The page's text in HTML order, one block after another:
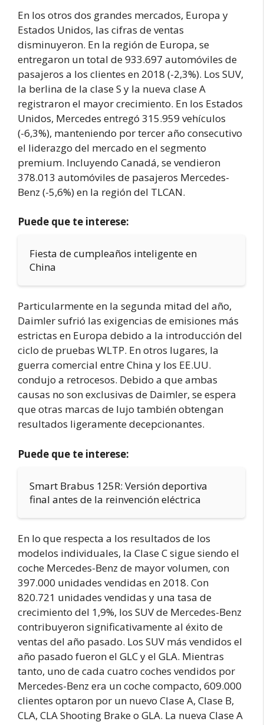
En los otros dos grandes mercados, Europa y
Estados Unidos, las cifras de ventas
disminuyeron. En la región de Europa, se
entregaron un total de 933.697 automóviles de
pasajeros a los clientes en 2018 (-2,3%). Los SUV,
la berlina de la clase S y la nueva clase A
registraron el mayor crecimiento. En los Estados
Unidos, Mercedes entregó 315.959 vehículos
(-6,3%), manteniendo por tercer año consecutivo
el liderazgo del mercado en el segmento
premium. Incluyendo Canadá, se vendieron
378.013 automóviles de pasajeros Mercedes-
Benz (-5,6%) en la región del TLCAN.
Puede que te interese:
Fiesta de cumpleaños inteligente en
China
Particularmente en la segunda mitad del año,
Daimler sufrió las exigencias de emisiones más
estrictas en Europa debido a la introducción del
ciclo de pruebas WLTP. En otros lugares, la
guerra comercial entre China y los EE.UU.
condujo a retrocesos. Debido a que ambas
causas no son exclusivas de Daimler, se espera
que otras marcas de lujo también obtengan
resultados ligeramente decepcionantes.
Puede que te interese:
Smart Brabus 125R: Versión deportiva
final antes de la reinvención eléctrica
En lo que respecta a los resultados de los
modelos individuales, la Clase C sigue siendo el
coche Mercedes-Benz de mayor volumen, con
397.000 unidades vendidas en 2018. Con
820.721 unidades vendidas y una tasa de
crecimiento del 1,9%, los SUV de Mercedes-Benz
contribuyeron significativamente al éxito de
ventas del año pasado. Los SUV más vendidos el
año pasado fueron el GLC y el GLA. Mientras
tanto, uno de cada cuatro coches vendidos por
Mercedes-Benz era un coche compacto, 609.000
clientes optaron por un nuevo Clase A, Clase B,
CLA, CLA Shooting Brake o GLA. La nueva Clase A